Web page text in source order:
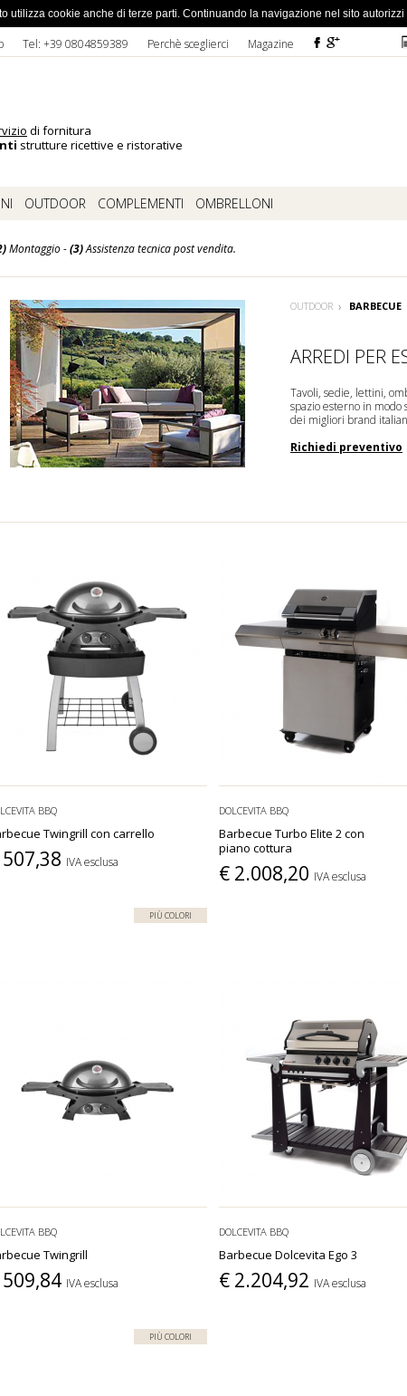
Tel: +39 0804859389 Perchè sceglierci Magazine F ì
di fornitura
strutture ricettive e ristorative
OUTDOOR COMPLEMENTI OMBRELLONI
Montaggio -(3)Assistenza tecnica post vendita.
OUTDOOR BARBECUE
ARREDI PER
Tavoli, sedie, lettini,
spazio esterno in modo
dei migliori brand
Richiedi preventivo
BBQ
Twingrill con carrello
IVA esclusa
PIÙ COLORI
DOLCEVITA BBQ
Barbecue Turbo Elite 2 con
piano cottura
€ 2.008,20 IVA esclusa
BBQ
Twingrill
IVA esclusa
PIÙ COLORI
DOLCEVITA BBQ
Barbecue Dolcevita Ego 3
€ 2.204,92 IVA esclusa
utilizza cookie anche di terze parti. Continuando la navigazione nel sito autorizzi